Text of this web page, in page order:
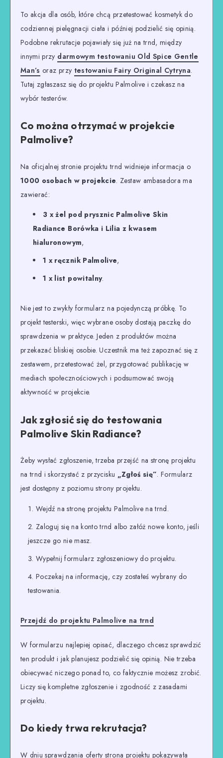
To akcja dla osób, które chcą przetestować kosmetyk do
codziennej pielęgnacji ciała i później podzielić się opinią.
Podobne rekrutacje pojawiały się już na trnd, między
innymi przy darmowym testowaniu Old Spice Gentle
Man’s oraz przy testowaniu Fairy Original Cytryna.
Tutaj zgłaszasz się do projektu Palmolive i czekasz na
wybór testerów.
Co można otrzymać w projekcie
Palmolive?
Na oficjalnej stronie projektu trnd widnieje informacja o
1000 osobach w projekcie. Zestaw ambasadora ma
zawierać:
3 x żel pod prysznic Palmolive Skin
Radiance Borówka i Lilia z kwasem
hialuronowym,
1 x ręcznik Palmolive,
1 x list powitalny.
Nie jest to zwykły formularz na pojedynczą próbkę. To
projekt testerski, więc wybrane osoby dostają paczkę do
sprawdzenia w praktyce. Jeden z produktów można
przekazać bliskiej osobie. Uczestnik ma też zapoznać się z
zestawem, przetestować żel, przygotować publikację w
mediach społecznościowych i podsumować swoją
aktywność w projekcie.
Jak zgłosić się do testowania
Palmolive Skin Radiance?
Żeby wysłać zgłoszenie, trzeba przejść na stronę projektu
na trnd i skorzystać z przycisku „Zgłoś się”. Formularz
jest dostępny z poziomu strony projektu.
Wejdź na stronę projektu Palmolive na trnd.
Zaloguj się na konto trnd albo załóż nowe konto, jeśli
jeszcze go nie masz.
Wypełnij formularz zgłoszeniowy do projektu.
Poczekaj na informację, czy zostałeś wybrany do
testowania.
Przejdź do projektu Palmolive na trnd
W formularzu najlepiej opisać, dlaczego chcesz sprawdzić
ten produkt i jak planujesz podzielić się opinią. Nie trzeba
obiecywać niczego ponad to, co faktycznie możesz zrobić.
Liczy się kompletne zgłoszenie i zgodność z zasadami
projektu.
Do kiedy trwa rekrutacja?
W dniu sprawdzania oferty strona projektu pokazywała